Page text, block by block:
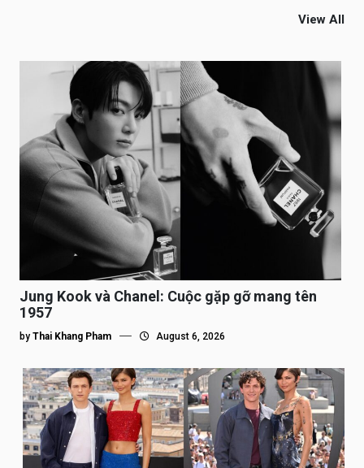
View All
Jung Kook và Chanel: Cuộc gặp gỡ mang tên
1957
by Thai Khang Pham August 6, 2026